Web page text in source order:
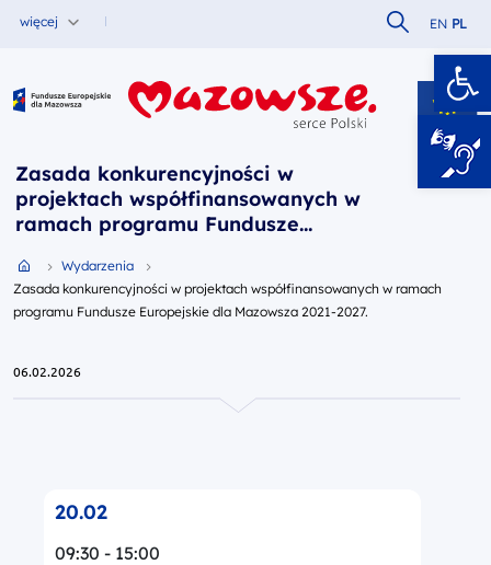
więcej Szukaj w
EN PL
Fundusze Europejskie dla Mazowsza
Zasada konkurencyjności w
projektach współfinansowanych w
ramach programu Fundusze
2027.Przejdź do strony głównej portalu
Wydarzenia
Zasada konkurencyjności w projektach współfinansowanych w ramach
programu Fundusze Europejskie dla Mazowsza 2021-2027.
06.02.2026
20.02
09:30 - 15:00